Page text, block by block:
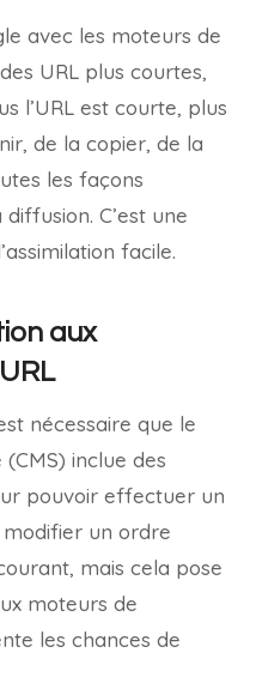
avec les moteurs de
URL plus courtes,
l’URL est courte, plus
de la copier, de la
les façons
C’est une
facile.
aux
nécessaire que le
inclue des
pouvoir effectuer un
un ordre
mais cela pose
moteurs de
les chances de